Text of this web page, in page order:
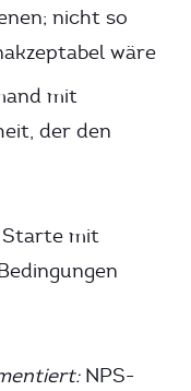
nicht so
wäre
mit
der den
Starte mit
NPS-